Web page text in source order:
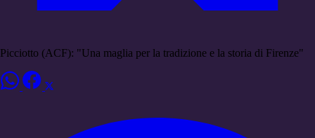
Picciotto (ACF): "Una maglia per la tradizione e la storia di Firenze"